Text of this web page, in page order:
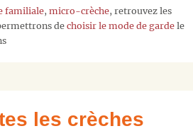
familiale, micro-crèche, retrouvez les
de choisir le mode de garde le
les crèches